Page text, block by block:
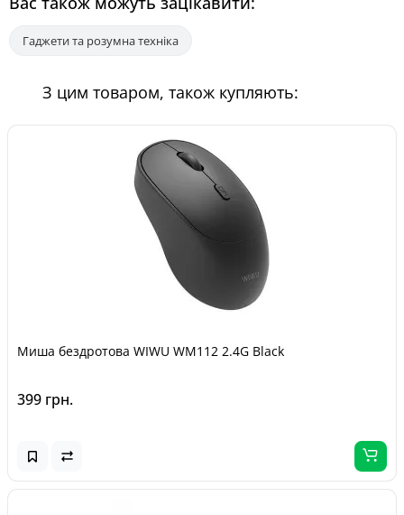
Гаджети та розумна техніка
З цим товаром, також купляють:
Миша бездротова WIWU WM112 2.4G Black
399 грн.